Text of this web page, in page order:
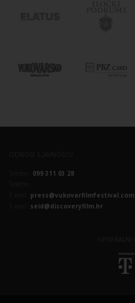
099 311 03 28
press@vukovarfilmfestival.com
seid@discoveryfilm.hr